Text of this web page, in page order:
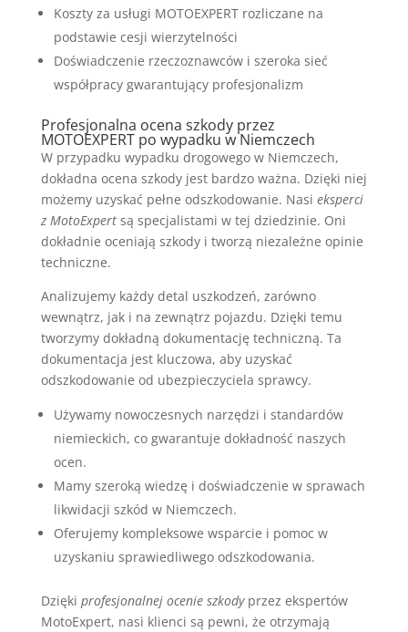
Koszty za usługi MOTOEXPERT rozliczane na
podstawie cesji wierzytelności
Doświadczenie rzeczoznawców i szeroka sieć
współpracy gwarantujący profesjonalizm
Profesjonalna ocena szkody przez
MOTOEXPERT po wypadku w Niemczech
W przypadku wypadku drogowego w Niemczech,
dokładna ocena szkody jest bardzo ważna. Dzięki niej
możemy uzyskać pełne odszkodowanie. Nasi eksperci
z MotoExpertsą specjalistami w tej dziedzinie. Oni
dokładnie oceniają szkody i tworzą niezależne opinie
techniczne.
Analizujemy każdy detal uszkodzeń, zarówno
wewnątrz, jak i na zewnątrz pojazdu. Dzięki temu
tworzymy dokładną dokumentację techniczną. Ta
dokumentacja jest kluczowa, aby uzyskać
odszkodowanie od ubezpieczyciela sprawcy.
Używamy nowoczesnych narzędzi i standardów
niemieckich, co gwarantuje dokładność naszych
ocen.
Mamy szeroką wiedzę i doświadczenie w sprawach
likwidacji szkód w Niemczech.
Oferujemy kompleksowe wsparcie i pomoc w
uzyskaniu sprawiedliwego odszkodowania.
Dzięki profesjonalnej ocenie szkodyprzez ekspertów
MotoExpert, nasi klienci są pewni, że otrzymają